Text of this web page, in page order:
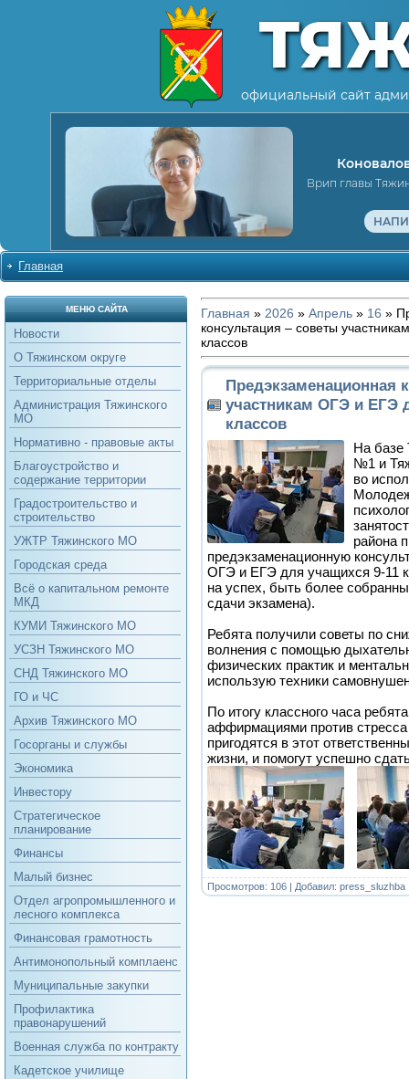
официальный сайт
Врип главы
Главная
МЕНЮ САЙТА
Новости
О Тяжинском округе
Территориальные отделы
Администрация Тяжинского
МО
Нормативно - правовые акты
Благоустройство и
содержание территории
Градостроительство и
строительство
УЖТР Тяжинского МО
Городская среда
Всё о капитальном ремонте
МКД
КУМИ Тяжинского МО
УСЗН Тяжинского МО
СНД Тяжинского МО
ГО и ЧС
Архив Тяжинского МО
Госорганы и службы
Экономика
Инвестору
Стратегическое
планирование
Финансы
Малый бизнес
Отдел агропромышленного и
лесного комплекса
Финансовая грамотность
Антимонопольный комплаенс
Муниципальные закупки
Профилактика
правонарушений
Военная служба по контракту
Кадетское училище
Главная » 2026 » Апрель » 16 »
консультация – советы
классов
Предэкзаменационная
участникам ОГЭ и ЕГЭ
классов
На базе
№1 и
во
района
предэкзаменационную
ОГЭ и ЕГЭ для учащихся 9-11
на успех, быть более
сдачи экзамена).
Ребята получили советы по
волнения с помощью
физических практик и
использую техники
По итогу классного часа
аффирмациями против
пригодятся в этот
жизни, и помогут успешно
Просмотров: 106 | Добавил: press_sluzhba